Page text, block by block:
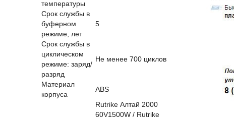
температуры
Срок службы в
буферном
режиме, лет
5
Срок службы в
циклическом
режиме: заряд/
разряд
Не менее 700 циклов
Материал
корпуса
ABS
Rutrike Алтай 2000
60V1500W / Rutrike